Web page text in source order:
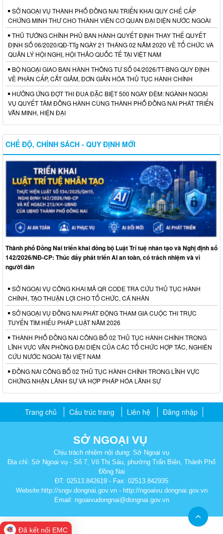
SỞ NGOẠI VỤ THÀNH PHỐ ĐỒNG NAI TRIỂN KHAI QUY CHẾ CẤP
CHỨNG MINH THƯ CHO THÀNH VIÊN CƠ QUAN ĐẠI DIỆN NƯỚC NGOÀI
THỦ TƯỚNG CHÍNH PHỦ BAN HÀNH QUYẾT ĐỊNH THAY THẾ QUYẾT
ĐỊNH SỐ 06/2020/QĐ-TTg NGÀY 21 THÁNG 02 NĂM 2020 VỀ TỔ CHỨC VÀ
QUẢN LÝ HỘI NGHỊ, HỘI THẢO QUỐC TẾ TẠI VIỆT NAM
BỘ NGOẠI GIAO BAN HÀNH THÔNG TƯ SỐ 04/2026/TT-BNG QUY ĐỊNH
VỀ PHÂN CẤP, CẮT GIẢM, ĐƠN GIẢN HÓA THỦ TỤC HÀNH CHÍNH
HƯỞNG ỨNG ĐỢT THI ĐUA ĐẶC BIỆT 500 NGÀY ĐÊM: NGÀNH NGOẠI
VỤ QUYẾT TÂM ĐỒNG HÀNH CÙNG THÀNH PHỐ ĐỒNG NAI PHÁT TRIỂN
VĂN MINH, HIỆN ĐẠI
CHẾ ĐỘ, CHÍNH SÁCH - QUY ĐỊNH MỚI
Thành phố Đồng Nai triển khai đồng bộ Luật Trí tuệ nhân tạo và Nghị định số
142/2026/NĐ-CP: Thúc đẩy phát triển AI an toàn, có trách nhiệm và vì
người dân
SỞ NGOẠI VỤ CÔNG KHAI MÃ QR CODE TRA CỨU THỦ TỤC HÀNH
CHÍNH, TẠO THUẬN LỢI CHO TỔ CHỨC, CÁ NHÂN
SỞ NGOẠI VỤ ĐỒNG NAI PHÁT ĐỘNG THAM GIA CUỘC THI TRỰC
TUYẾN TÌM HIỂU PHÁP LUẬT NĂM 2026
THÀNH PHỐ ĐỒNG NAI CÔNG BỐ 02 THỦ TỤC HÀNH CHÍNH TRONG
LĨNH VỰC VĂN PHÒNG ĐẠI DIỆN CỦA CÁC TỔ CHỨC HỢP TÁC, NGHIÊN
CỨU NƯỚC NGOÀI TẠI VIỆT NAM
ĐỒNG NAI CÔNG BỐ 02 THỦ TỤC HÀNH CHÍNH TRONG LĨNH VỰC
CHỨNG NHẬN LÃNH SỰ VÀ HỢP PHÁP HÓA LÃNH SỰ
Trang chủ Cấu trúc trang Liên hệ Đăng nhập
SỞ NGOẠI VỤ
Chịu trách nhiệm nội dung: Sở Ngoại vụ
Địa chỉ: Sở Ngoại vụ - Số 7, Võ Thị Sáu, phường Trấn Biên, Thành Phố
Đồng Nai
ĐT: 02513.842619 - Fax: 02513.842935
Website:http://sngv.dongnai.gov.vn - http://ngoaivu.dongnai.gov.vn
Email: ngoaivudongnai@dongnai.gov.vn
Đã kết nối EMC